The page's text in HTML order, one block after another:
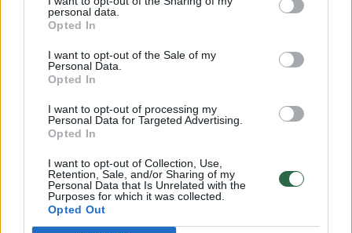
personal data.
Opted In
I want to opt-out of the Sale of my
Personal Data.
Opted In
I want to opt-out of processing my
Personal Data for Targeted Advertising.
Opted In
I want to opt-out of Collection, Use,
Retention, Sale, and/or Sharing of my
Personal Data that Is Unrelated with the
Purposes for which it was collected.
Opted Out
taikomos platesnės leistinos kritikos ribos.
Tai – grynai teisinis vertinimas. Jis negali būti
puolimo prieš politiką nebuvo.
Buvo. Tiesiog formalios baudžiamosios bylos
slenksčio jis nepasiekė. Tačiau moralinis,
profesinis ir politinis vertinimas čia